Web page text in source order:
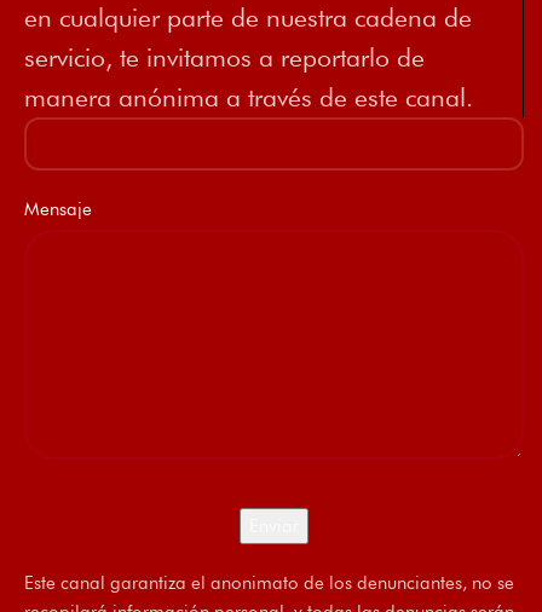
en cualquier parte de nuestra cadena de
servicio, te invitamos a reportarlo de
manera anónima a través de este canal.
Mensaje
Este canal garantiza el anonimato de los denunciantes, no se